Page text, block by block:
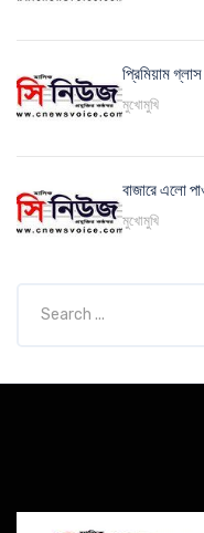
প্রিমিয়াম
মুখোমুখি
বাজারে এলো
মুখোমুখি